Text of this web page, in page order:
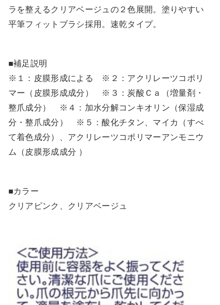
ラを整えるクリアベージュの２色展開。塗りやすい
平筆フィットブラシ採用。速乾タイプ。
■補足説明
※１：皮膜形成による ※２：アクリレーツコポリ
マー（皮膜形成成分） ※３：炭酸Ｃａ（増量剤・
整爪成分） ※４：加水分解コンキオリン（保湿成
分・整爪成分） ※５：酸化チタン、マイカ（すべ
て着色成分）、アクリレーツコポリマーアンモニウ
ム（皮膜形成成分 ）
■カラー
クリアピンク、クリアベージュ